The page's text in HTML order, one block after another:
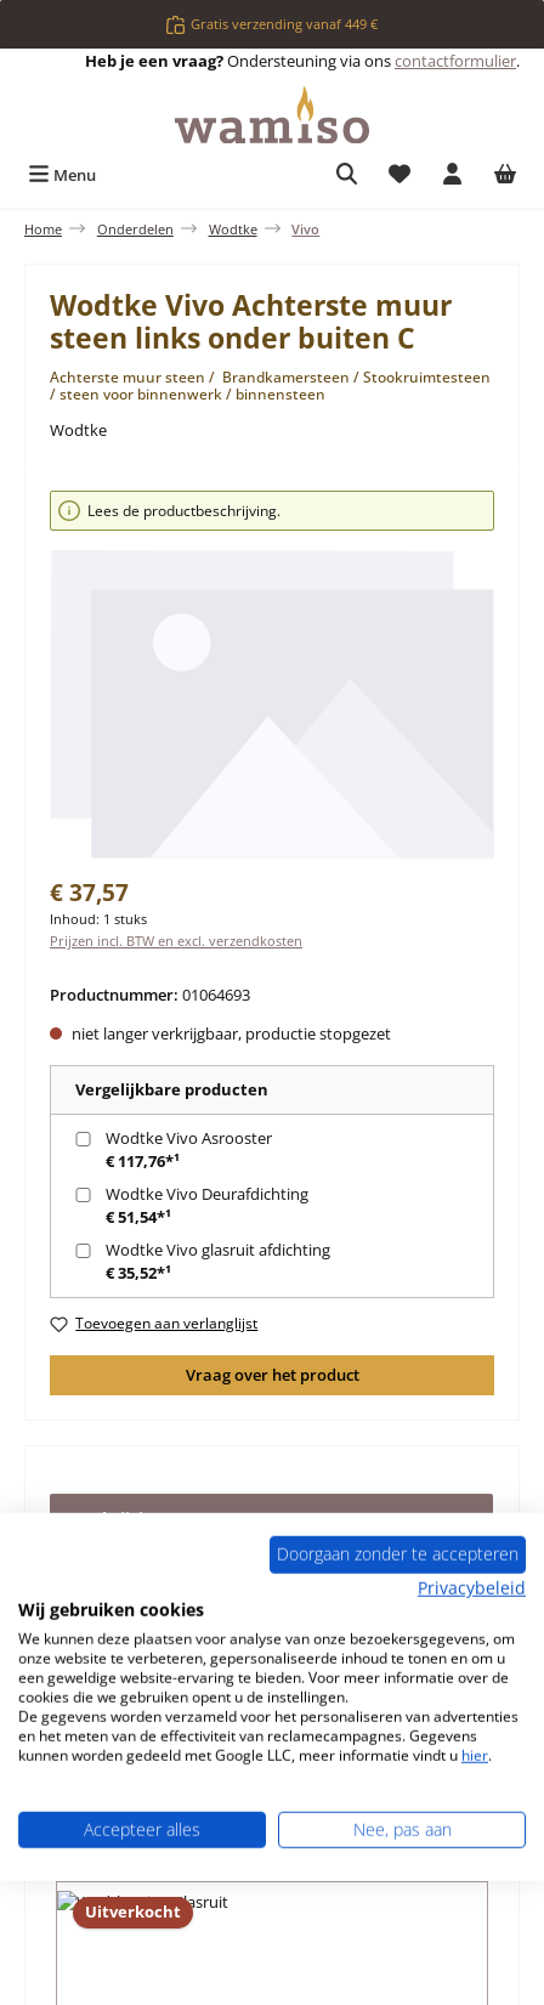
Ga naar de hoofdinhoudGratis verzending vanaf 449 €
Heb je een vraag?Ondersteuning via onscontactformulier.
Menu Je hebt 0 items
Home Onderdelen Wodtke Vivo
Wodtke Vivo Achterste muur
steen links onder buiten C
Achterste muur steen / Brandkamersteen / Stookruimtesteen
/ steen voor binnenwerk / binnensteen
Wodtke
Afbeeldingengalerij overslaan
Lees de productbeschrijving.
Normale prijs:
€ 37,57
Inhoud: 1 stuks
Prijzen incl. BTW en excl. verzendkosten
Productnummer: 01064693
niet langer verkrijgbaar, productie stopgezet
Vergelijkbare producten
Wodtke Vivo Asrooster
€ 117,76*¹
Wodtke Vivo Deurafdichting
€ 51,54*¹
Wodtke Vivo glasruit afdichting
€ 35,52*¹
Toevoegen aan verlanglijst
Vraag over het product
Beschrijving
Origineel Achterste muur steen links onder buiten C voor
de Houtkachel Wodtke Vivo KK 45 F De fabrikant heeft de
Eigenschappen
Informatie over productveiligheid
Uitverkocht
Doorgaan zonder te accepteren
Privacybeleid
Wij gebruiken cookies
We kunnen deze plaatsen voor analyse van onze bezoekersgegevens, om
onze website te verbeteren, gepersonaliseerde inhoud te tonen en om u
een geweldige website-ervaring te bieden. Voor meer informatie over de
cookies die we gebruiken opent u de instellingen.
De gegevens worden verzameld voor het personaliseren van advertenties
en het meten van de effectiviteit van reclamecampagnes. Gegevens
kunnen worden gedeeld met Google LLC, meer informatie vindt u hier.
Accepteer alles Nee, pas aan